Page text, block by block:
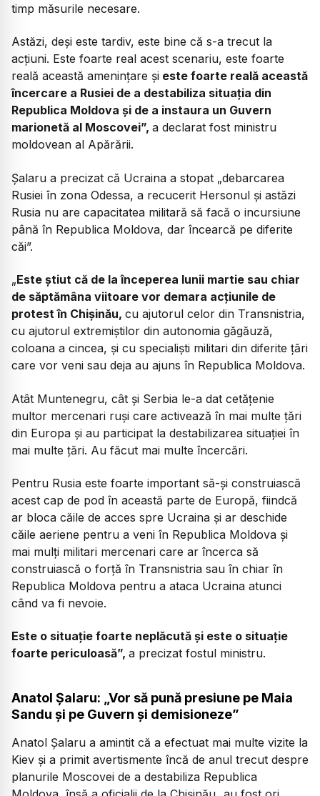
timp măsurile necesare.
Astăzi, deși este tardiv, este bine că s-a trecut la
acțiuni. Este foarte real acest scenariu, este foarte
reală această amenințare și este foarte reală această
încercare a Rusiei de a destabiliza situația din
Republica Moldova și de a instaura un Guvern
marionetă al Moscovei”, a declarat fost ministru
moldovean al Apărării.
Șalaru a precizat că Ucraina a stopat „debarcarea
Rusiei în zona Odessa, a recucerit Hersonul și astăzi
Rusia nu are capacitatea militară să facă o incursiune
până în Republica Moldova, dar încearcă pe diferite
căi”.
„Este știut că de la începerea lunii martie sau chiar
de săptămâna viitoare vor demara acțiunile de
protest în Chișinău, cu ajutorul celor din Transnistria,
cu ajutorul extremiștilor din autonomia găgăuză,
coloana a cincea, și cu specialiști militari din diferite țări
care vor veni sau deja au ajuns în Republica Moldova.
Atât Muntenegru, cât și Serbia le-a dat cetățenie
multor mercenari ruși care activează în mai multe țări
din Europa și au participat la destabilizarea situației în
mai multe țări. Au făcut mai multe încercări.
Pentru Rusia este foarte important să-și construiască
acest cap de pod în această parte de Europă, fiindcă
ar bloca căile de acces spre Ucraina și ar deschide
căile aeriene pentru a veni în Republica Moldova și
mai mulți militari mercenari care ar încerca să
construiască o forță în Transnistria sau în chiar în
Republica Moldova pentru a ataca Ucraina atunci
când va fi nevoie.
Este o situație foarte neplăcută și este o situație
foarte periculoasă”, a precizat fostul ministru.
Anatol Șalaru: „Vor să pună presiune pe Maia
Sandu și pe Guvern și demisioneze”
Anatol Șalaru a amintit că a efectuat mai multe vizite la
Kiev și a primit avertismente încă de anul trecut despre
planurile Moscovei de a destabiliza Republica